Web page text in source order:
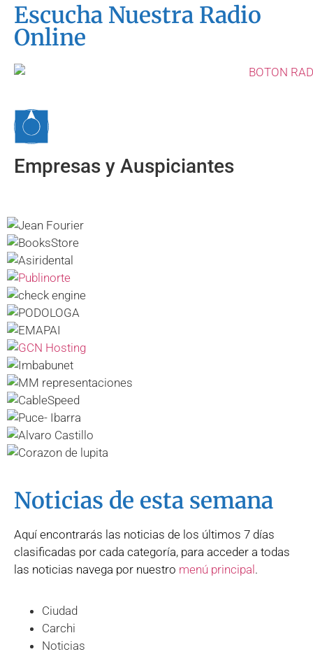
Escucha Nuestra Radio
Online
Empresas y Auspiciantes
Noticias de esta semana
Aquí encontrarás las noticias de los últimos 7 días
clasificadas por cada categoría, para acceder a todas
las noticias navega por nuestro menú principal.
Ciudad
Carchi
Noticias